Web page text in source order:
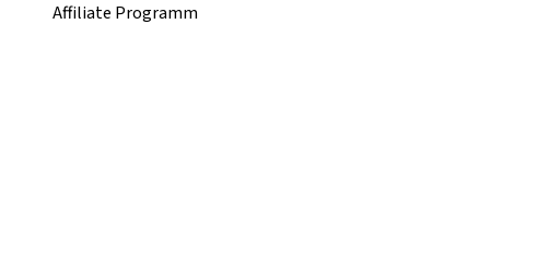
Affiliate Programm